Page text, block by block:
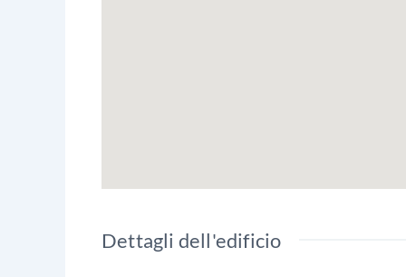
Dettagli dell'edificio